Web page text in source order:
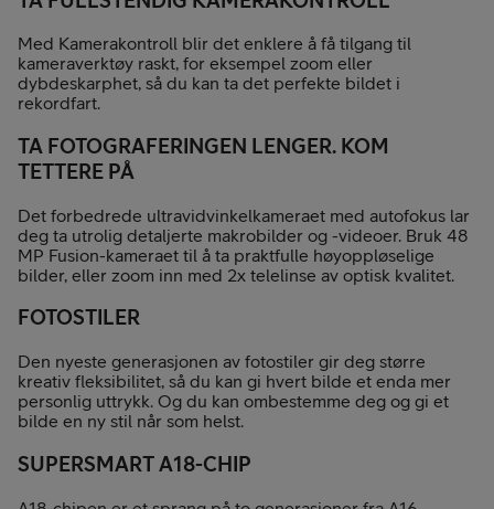
Med Kamerakontroll blir det enklere å få tilgang til
kameraverktøy raskt, for eksempel zoom eller
dybdeskarphet, så du kan ta det perfekte bildet i
rekordfart.
TA FOTOGRAFERINGEN LENGER. KOM
TETTERE PÅ
Det forbedrede ultravidvinkelkameraet med autofokus lar
deg ta utrolig detaljerte makrobilder og -videoer. Bruk 48
MP Fusion-kameraet til å ta praktfulle høyoppløselige
bilder, eller zoom inn med 2x telelinse av optisk kvalitet.
FOTOSTILER
Den nyeste generasjonen av fotostiler gir deg større
kreativ fleksibilitet, så du kan gi hvert bilde et enda mer
personlig uttrykk. Og du kan ombestemme deg og gi et
bilde en ny stil når som helst.
SUPERSMART A18-CHIP